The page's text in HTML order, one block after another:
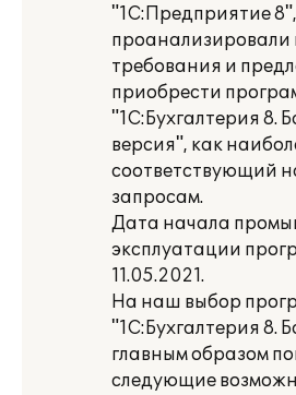
"1С:Предприятие 8",
требования и
приобрести
"1С:Бухгалтерия 8.
версия", как
соответствующий
запросам.
Дата начала
эксплуатации
11.05.2021.
На наш выбор
"1С:Бухгалтерия 8.
главным образом
следующие